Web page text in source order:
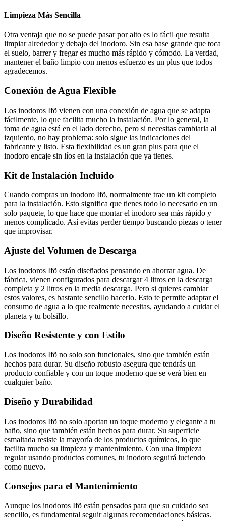
Limpieza Más Sencilla
Otra ventaja que no se puede pasar por alto es lo fácil que resulta
limpiar alrededor y debajo del inodoro. Sin esa base grande que toca
el suelo, barrer y fregar es mucho más rápido y cómodo. La verdad,
mantener el baño limpio con menos esfuerzo es un plus que todos
agradecemos.
Conexión de Agua Flexible
Los inodoros Ifö vienen con una conexión de agua que se adapta
fácilmente, lo que facilita mucho la instalación. Por lo general, la
toma de agua está en el lado derecho, pero si necesitas cambiarla al
izquierdo, no hay problema: solo sigue las indicaciones del
fabricante y listo. Esta flexibilidad es un gran plus para que el
inodoro encaje sin líos en la instalación que ya tienes.
Kit de Instalación Incluido
Cuando compras un inodoro Ifö, normalmente trae un kit completo
para la instalación. Esto significa que tienes todo lo necesario en un
solo paquete, lo que hace que montar el inodoro sea más rápido y
menos complicado. Así evitas perder tiempo buscando piezas o tener
que improvisar.
Ajuste del Volumen de Descarga
Los inodoros Ifö están diseñados pensando en ahorrar agua. De
fábrica, vienen configurados para descargar 4 litros en la descarga
completa y 2 litros en la media descarga. Pero si quieres cambiar
estos valores, es bastante sencillo hacerlo. Esto te permite adaptar el
consumo de agua a lo que realmente necesitas, ayudando a cuidar el
planeta y tu bolsillo.
Diseño Resistente y con Estilo
Los inodoros Ifö no solo son funcionales, sino que también están
hechos para durar. Su diseño robusto asegura que tendrás un
producto confiable y con un toque moderno que se verá bien en
cualquier baño.
Diseño y Durabilidad
Los inodoros Ifö no solo aportan un toque moderno y elegante a tu
baño, sino que también están hechos para durar. Su superficie
esmaltada resiste la mayoría de los productos químicos, lo que
facilita mucho su limpieza y mantenimiento. Con una limpieza
regular usando productos comunes, tu inodoro seguirá luciendo
como nuevo.
Consejos para el Mantenimiento
Aunque los inodoros Ifö están pensados para que su cuidado sea
sencillo, es fundamental seguir algunas recomendaciones básicas.